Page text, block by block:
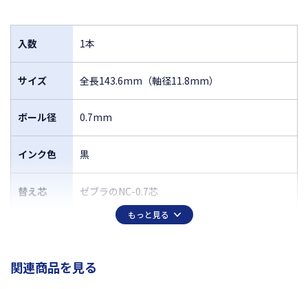
入数 1本
サイズ 全長143.6mm（軸径11.8mm）
ボール径 0.7mm
インク色 黒
替え芯 ゼブラのNC-0.7芯
もっと見る
関連商品を見る